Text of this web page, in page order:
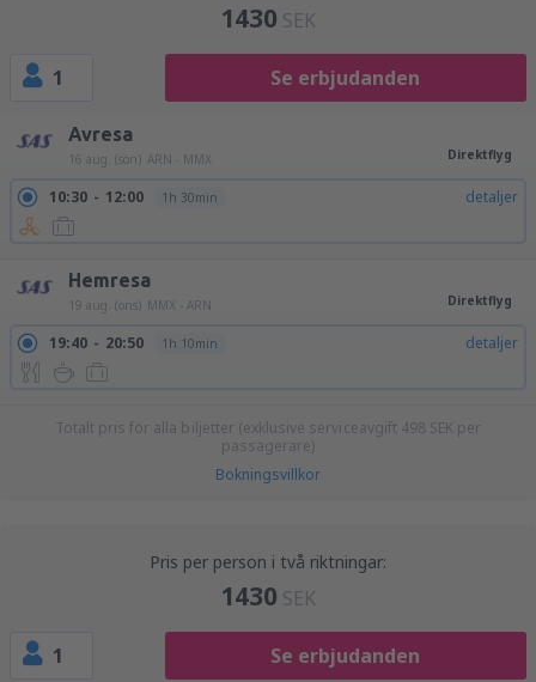
1430 SEK
1 Se erbjudanden
Avresa
16 aug. (sön) ARN - MMX Direktflyg
10:30 12:00 1h 30min detaljer
Hemresa
19 aug. (ons) MMX - ARN Direktflyg
19:40 20:50 1h 10min detaljer
Totalt pris för alla biljetter (exklusive serviceavgift 498 SEK per
passagerare)
Bokningsvillkor
Pris per person i två riktningar:
1430 SEK
1 Se erbjudanden